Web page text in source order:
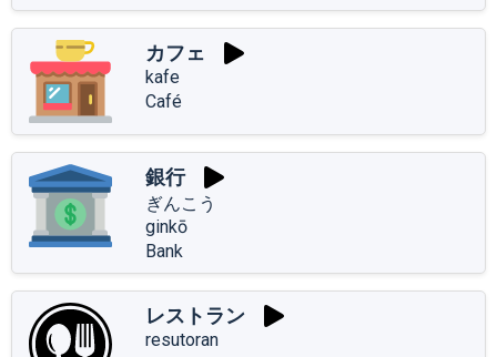
カフェ
kafe
Café
銀行
ぎんこう
ginkō
Bank
レストラン
resutoran